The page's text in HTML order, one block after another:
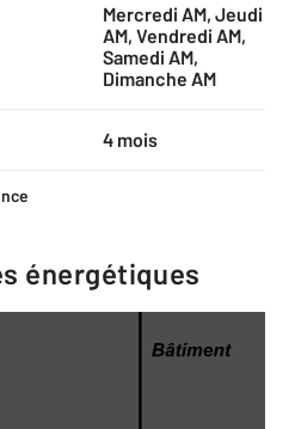
Mercredi AM, Jeudi
AM, Vendredi AM,
Samedi AM,
Dimanche AM
4 mois
énergétiques